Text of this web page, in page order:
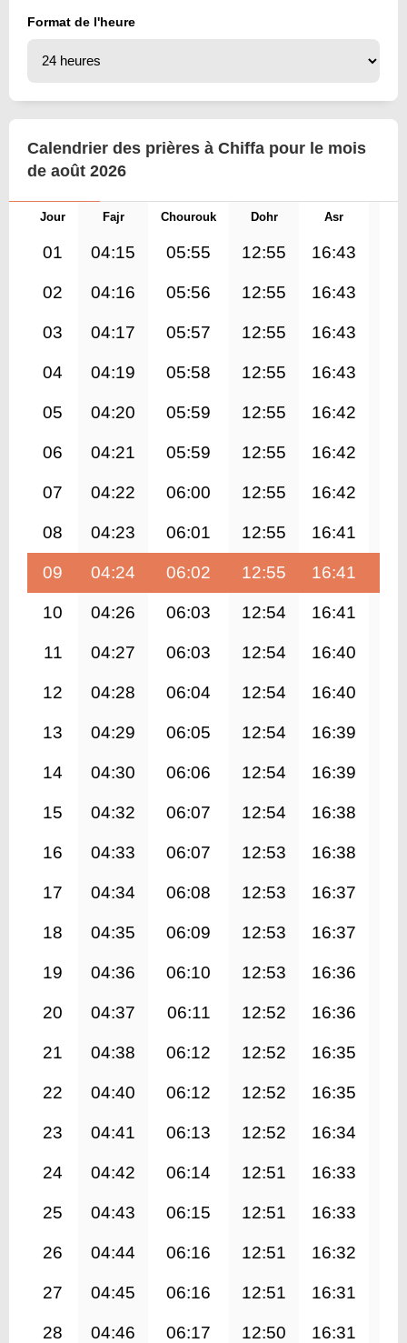
Format de l'heure
Calendrier des prières à Chiffa pour le mois
de août 2026
Jour Fajr Chourouk Dohr Asr
01 04:15 05:55 12:55 16:43
02 04:16 05:56 12:55 16:43
03 04:17 05:57 12:55 16:43
04 04:19 05:58 12:55 16:43
05 04:20 05:59 12:55 16:42
06 04:21 05:59 12:55 16:42
07 04:22 06:00 12:55 16:42
08 04:23 06:01 12:55 16:41
09 04:24 06:02 12:55 16:41
10 04:26 06:03 12:54 16:41
11 04:27 06:03 12:54 16:40
12 04:28 06:04 12:54 16:40
13 04:29 06:05 12:54 16:39
14 04:30 06:06 12:54 16:39
15 04:32 06:07 12:54 16:38
16 04:33 06:07 12:53 16:38
17 04:34 06:08 12:53 16:37
18 04:35 06:09 12:53 16:37
19 04:36 06:10 12:53 16:36
20 04:37 06:11 12:52 16:36
21 04:38 06:12 12:52 16:35
22 04:40 06:12 12:52 16:35
23 04:41 06:13 12:52 16:34
24 04:42 06:14 12:51 16:33
25 04:43 06:15 12:51 16:33
26 04:44 06:16 12:51 16:32
27 04:45 06:16 12:51 16:31
28 04:46 06:17 12:50 16:31